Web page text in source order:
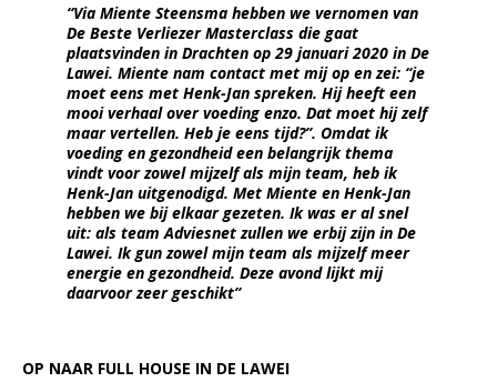
“Via Miente Steensma hebben we vernomen van
De Beste Verliezer Masterclass die gaat
plaatsvinden in Drachten op 29 januari 2020 in De
Lawei. Miente nam contact met mij op en zei: “je
moet eens met Henk-Jan spreken. Hij heeft een
mooi verhaal over voeding enzo. Dat moet hij zelf
maar vertellen. Heb je eens tijd?”. Omdat ik
voeding en gezondheid een belangrijk thema
vindt voor zowel mijzelf als mijn team, heb ik
Henk-Jan uitgenodigd. Met Miente en Henk-Jan
hebben we bij elkaar gezeten. Ik was er al snel
uit: als team Adviesnet zullen we erbij zijn in De
Lawei. Ik gun zowel mijn team als mijzelf meer
energie en gezondheid. Deze avond lijkt mij
daarvoor zeer geschikt”
OP NAAR FULL HOUSE IN DE LAWEI